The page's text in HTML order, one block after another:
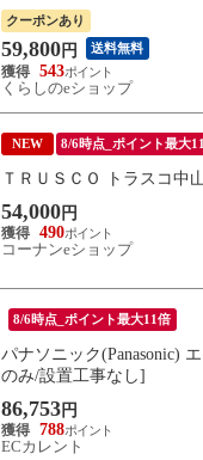
料】
クーポンあり
59,800 円 送料無料
543
くらしのeショップ
NEW 8/6時点_ポイント最大
ＴＲＵＳＣＯ トラスコ中
54,000 円
490
コーナンeショップ
8/6時点_ポイント最大11倍
パナソニック(Panasonic)
のみ/設置工事なし]
86,753 円
788
ECカレント